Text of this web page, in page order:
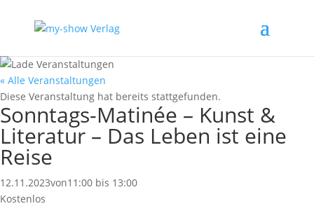
« Alle Veranstaltungen
Diese Veranstaltung hat bereits stattgefunden.
Sonntags-Matinée – Kunst &
Literatur – Das Leben ist eine
Reise
12.11.2023von11:00 bis 13:00
Kostenlos